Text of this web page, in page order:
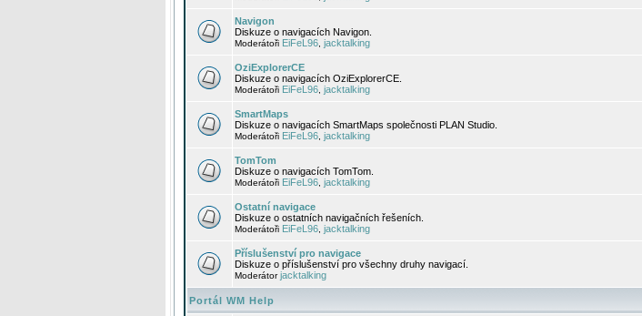
Navigon
Diskuze o navigacích Navigon.
Moderátoři EiFeL96 jacktalking
OziExplorerCE
Diskuze o navigacích OziExplorerCE.
Moderátoři EiFeL96 jacktalking
SmartMaps
Diskuze o navigacích SmartMaps společnosti PLAN Studio.
Moderátoři EiFeL96 jacktalking
TomTom
Diskuze o navigacích TomTom.
Moderátoři EiFeL96 jacktalking
Ostatní navigace
Diskuze o ostatních navigačních řešeních.
Moderátoři EiFeL96 jacktalking
Příslušenství pro navigace
Diskuze o příslušenství pro všechny druhy navigací.
Moderátorjacktalking
Portál WM Help